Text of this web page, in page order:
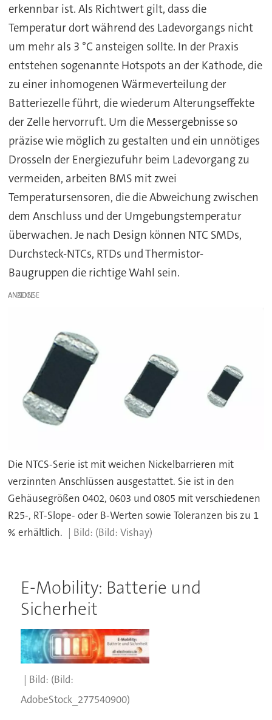
erkennbar ist. Als Richtwert gilt, dass die
Temperatur dort während des Ladevorgangs nicht
um mehr als 3 °C ansteigen sollte. In der Praxis
entstehen sogenannte Hotspots an der Kathode, die
zu einer inhomogenen Wärmeverteilung der
Batteriezelle führt, die wiederum Alterungseffekte
der Zelle hervorruft. Um die Messergebnisse so
präzise wie möglich zu gestalten und ein unnötiges
Drosseln der Energiezufuhr beim Ladevorgang zu
vermeiden, arbeiten BMS mit zwei
Temperatursensoren, die die Abweichung zwischen
dem Anschluss und der Umgebungstemperatur
überwachen. Je nach Design können NTC SMDs,
Durchsteck-NTCs, RTDs und Thermistor-
Baugruppen die richtige Wahl sein.
ANZEIGE
Die NTCS-Serie ist mit weichen Nickelbarrieren mit
verzinnten Anschlüssen ausgestattet. Sie ist in den
Gehäusegrößen 0402, 0603 und 0805 mit verschiedenen
R25-, RT-Slope- oder B-Werten sowie Toleranzen bis zu 1
% erhältlich.
(Bild: Vishay)
E-Mobility: Batterie und
Sicherheit
(Bild:
AdobeStock_277540900)